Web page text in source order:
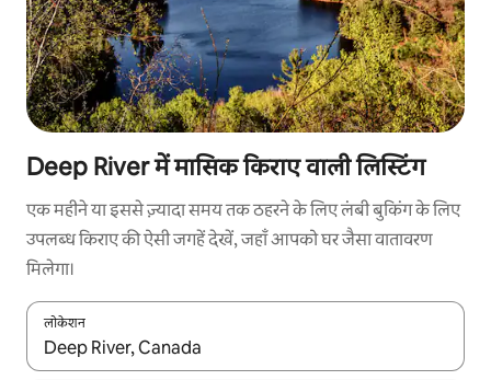
Deep River में मासिक किराए वाली लिस्टिंग
एक महीने या इससे ज़्यादा समय तक ठहरने के लिए लंबी बुकिंग के लिए
उपलब्ध किराए की ऐसी जगहें देखें, जहाँ आपको घर जैसा वातावरण
मिलेगा।
लोकेशन
नतीजों के उपलब्ध होने पर, अप और डाउन 'ऐरो की' का इस्तेमाल करके नेविगेट